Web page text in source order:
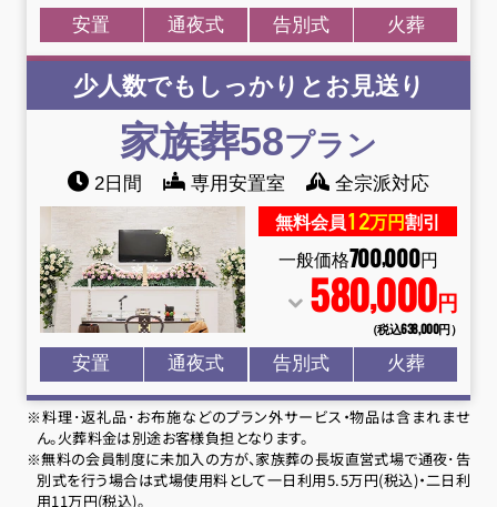
安置 通夜式 告別式 火葬
少人数でもしっかりとお見送り
家族葬58プラン
2日間 専用安置室 全宗派対応
無料会員12万円割引
一般価格700,000円
580,000円
（税込638,000円）
安置 通夜式 告別式 火葬
※料理･返礼品･お布施などのプラン外サービス・物品は含まれませ
ん。火葬料金は別途お客様負担となります。
※無料の会員制度に未加入の方が、家族葬の長坂直営式場で通夜･告
別式を行う場合は式場使用料として一日利用5.5万円(税込)・二日利
用11万円(税込)。